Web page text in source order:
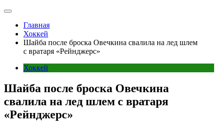
Главная
Хоккей
Шайба после броска Овечкина свалила на лед шлем
с вратаря «Рейнджерс»
Хоккей
Шайба после броска Овечкина
свалила на лед шлем с вратаря
«Рейнджерс»